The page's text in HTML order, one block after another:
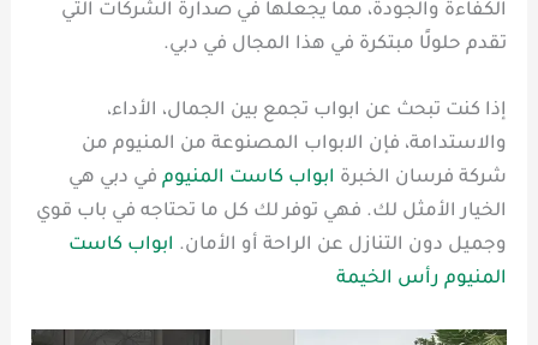
الكفاءة والجودة، مما يجعلها في صدارة الشركات التي
تقدم حلولًا مبتكرة في هذا المجال في دبي.
إذا كنت تبحث عن ابواب تجمع بين الجمال، الأداء،
والاستدامة، فإن الابواب المصنوعة من المنيوم من
شركة فرسان الخبرة ابواب كاست المنيوم في دبي هي
الخيار الأمثل لك. فهي توفر لك كل ما تحتاجه في باب قوي
وجميل دون التنازل عن الراحة أو الأمان. ابواب كاست
المنيوم رأس الخيمة